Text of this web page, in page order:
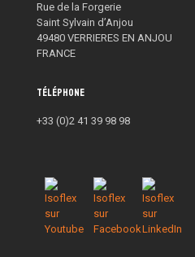
Rue de la Forgerie
Saint Sylvain d’Anjou
49480 VERRIERES EN ANJOU
FRANCE
Téléphone
+33 (0)2 41 39 98 98